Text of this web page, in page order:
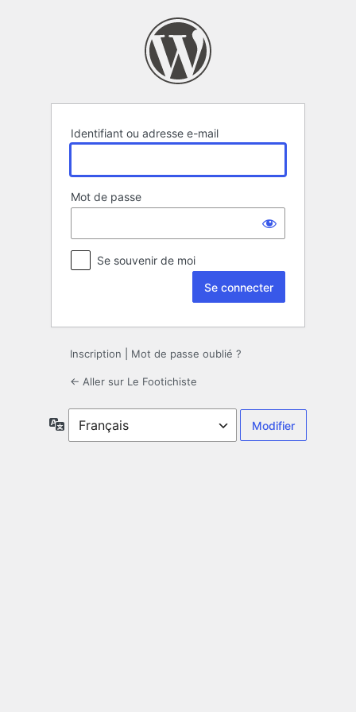
Identifiant ou adresse e-mail
Mot de passe
Se souvenir de moi
Inscription Mot de passe oublié ?
← Aller sur Le Footichiste
Langue